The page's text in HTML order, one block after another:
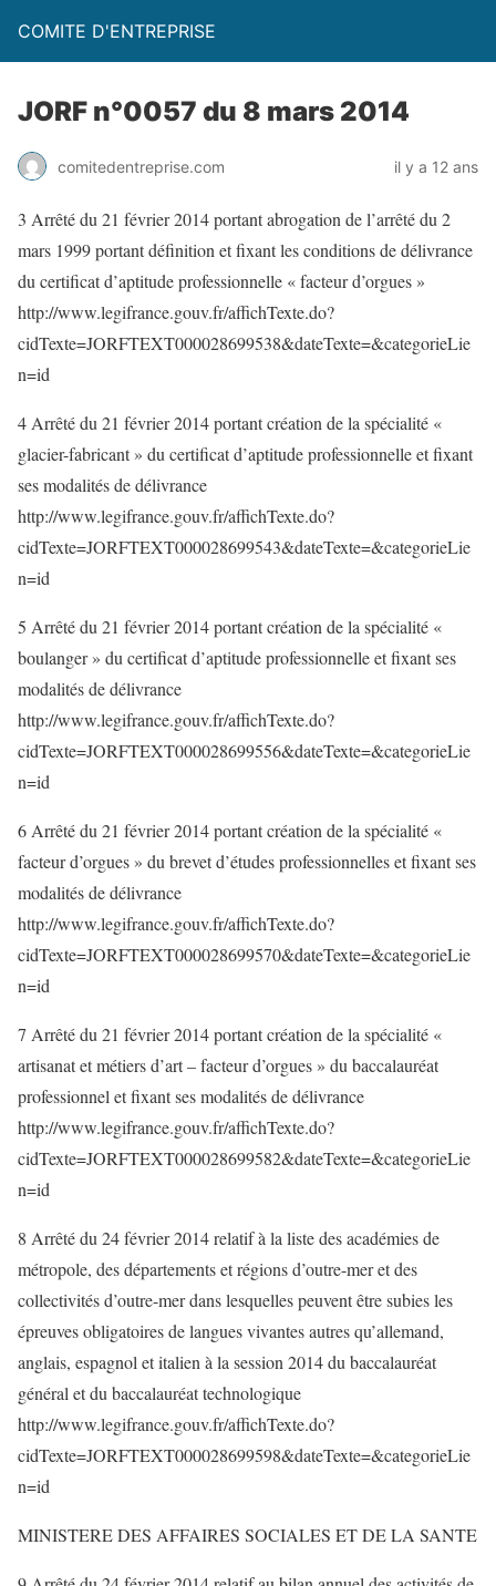
COMITE D'ENTREPRISE
JORF n°0057 du 8 mars 2014
comitedentreprise.com il y a 12 ans
3 Arrêté du 21 février 2014 portant abrogation de l’arrêté du 2
mars 1999 portant définition et fixant les conditions de délivrance
du certificat d’aptitude professionnelle « facteur d’orgues »
http://www.legifrance.gouv.fr/affichTexte.do?
cidTexte=JORFTEXT000028699538&dateTexte=&categorieLie
n=id
4 Arrêté du 21 février 2014 portant création de la spécialité «
glacier-fabricant » du certificat d’aptitude professionnelle et fixant
ses modalités de délivrance
http://www.legifrance.gouv.fr/affichTexte.do?
cidTexte=JORFTEXT000028699543&dateTexte=&categorieLie
n=id
5 Arrêté du 21 février 2014 portant création de la spécialité «
boulanger » du certificat d’aptitude professionnelle et fixant ses
modalités de délivrance
http://www.legifrance.gouv.fr/affichTexte.do?
cidTexte=JORFTEXT000028699556&dateTexte=&categorieLie
n=id
6 Arrêté du 21 février 2014 portant création de la spécialité «
facteur d’orgues » du brevet d’études professionnelles et fixant ses
modalités de délivrance
http://www.legifrance.gouv.fr/affichTexte.do?
cidTexte=JORFTEXT000028699570&dateTexte=&categorieLie
n=id
7 Arrêté du 21 février 2014 portant création de la spécialité «
artisanat et métiers d’art – facteur d’orgues » du baccalauréat
professionnel et fixant ses modalités de délivrance
http://www.legifrance.gouv.fr/affichTexte.do?
cidTexte=JORFTEXT000028699582&dateTexte=&categorieLie
n=id
8 Arrêté du 24 février 2014 relatif à la liste des académies de
métropole, des départements et régions d’outre-mer et des
collectivités d’outre-mer dans lesquelles peuvent être subies les
épreuves obligatoires de langues vivantes autres qu’allemand,
anglais, espagnol et italien à la session 2014 du baccalauréat
général et du baccalauréat technologique
http://www.legifrance.gouv.fr/affichTexte.do?
cidTexte=JORFTEXT000028699598&dateTexte=&categorieLie
n=id
MINISTERE DES AFFAIRES SOCIALES ET DE LA SANTE